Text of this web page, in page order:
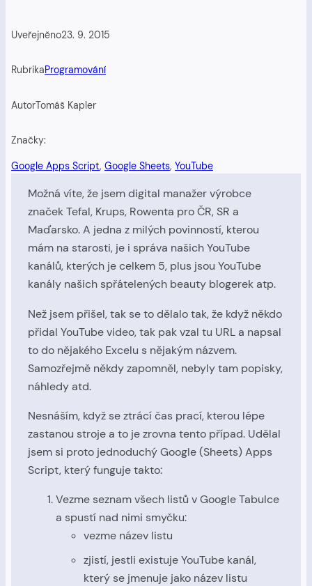
Uveřejněno23. 9. 2015
RubrikaProgramování
AutorTomáš Kapler
Značky:
Google Apps Script, Google Sheets, YouTube
Možná víte, že jsem digital manažer výrobce
značek Tefal, Krups, Rowenta pro ČR, SR a
Maďarsko. A jedna z milých povinností, kterou
mám na starosti, je i správa našich YouTube
kanálů, kterých je celkem 5, plus jsou YouTube
kanály našich spřátelených beauty blogerek atp.
Než jsem přišel, tak se to dělalo tak, že když někdo
přidal YouTube video, tak pak vzal tu URL a napsal
to do nějakého Excelu s nějakým názvem.
Samozřejmě někdy zapomněl, nebyly tam popisky,
náhledy atd.
Nesnáším, když se ztrácí čas prací, kterou lépe
zastanou stroje a to je zrovna tento případ. Udělal
jsem si proto jednoduchý Google (Sheets) Apps
Script, který funguje takto:
Vezme seznam všech listů v Google Tabulce
a spustí nad nimi smyčku:
vezme název listu
zjistí, jestli existuje YouTube kanál,
který se jmenuje jako název listu